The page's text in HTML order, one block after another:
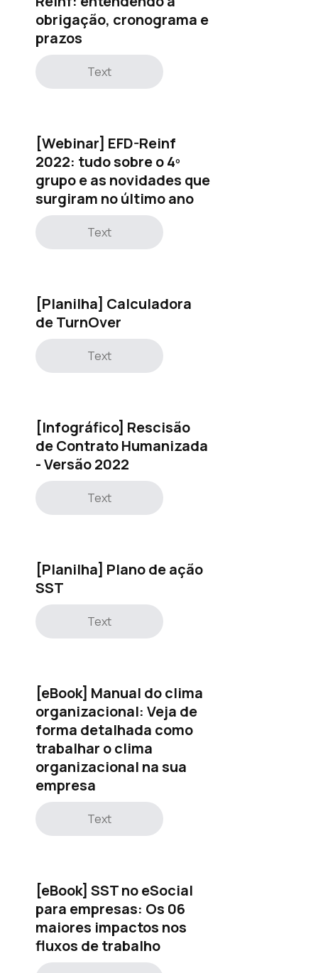
obrigação, cronograma e
prazos
Text
[Webinar] EFD-Reinf
2022: tudo sobre o 4º
grupo e as novidades que
surgiram no último ano
Text
[Planilha] Calculadora
de TurnOver
Text
[Infográfico] Rescisão
de Contrato Humanizada
- Versão 2022
Text
[Planilha] Plano de ação
SST
Text
[eBook] Manual do clima
organizacional: Veja de
forma detalhada como
trabalhar o clima
organizacional na sua
empresa
Text
[eBook] SST no eSocial
para empresas: Os 06
maiores impactos nos
fluxos de trabalho